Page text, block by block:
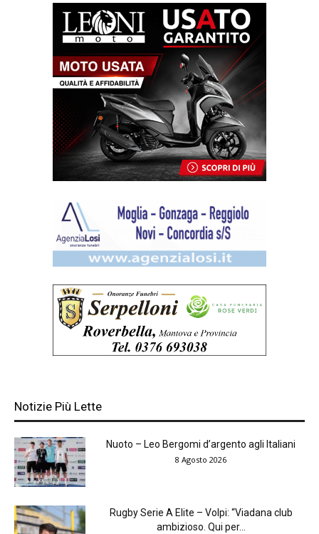
Notizie Più Lette
Nuoto – Leo Bergomi d’argento agli Italiani
8 Agosto 2026
Rugby Serie A Elite – Volpi: “Viadana club
ambizioso. Qui per...